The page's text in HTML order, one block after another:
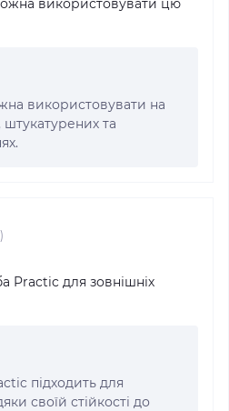
використовувати на
та
Practic для зовнішніх
підходить для
своїй стійкості до